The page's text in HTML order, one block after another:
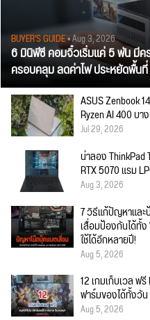
BUYER'S GUIDE• Aug 3, 2026
6 มินิพีซี คอมจิ๋วเริ่มแค่ 5 พัน มีค
ครอบคลุม ลดค่าไฟ ประหยัดพื้นที่
ASUS Zenbook
Ryzen AI 400 บา
Jul 29, 2026
น่าลอง ThinkPad
RTX 5070 แรม
Aug 3, 2026
7 วิธีแก้ปัญหาแล
เสื่อมป้องกันได้ทั้ง
ใช้ได้อีกหลายปี!
Aug 5, 2026
12 เกมเก็บเวล ฟ
ฟาร์มของได้ทั้งวั
Aug 5, 2026